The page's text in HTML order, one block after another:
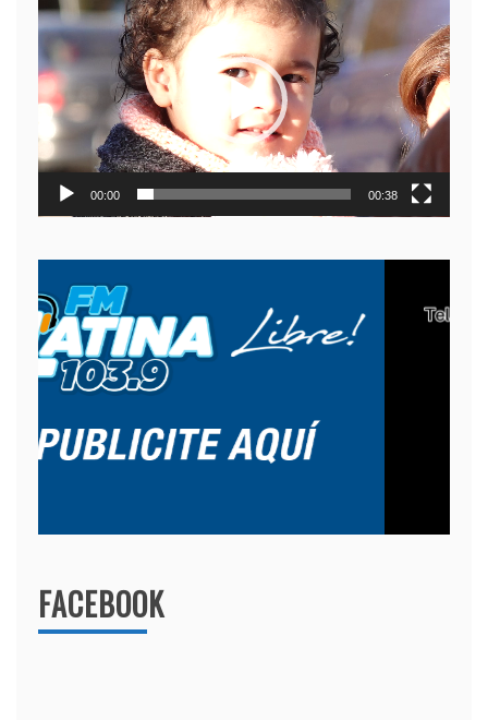
de
video
00:00 00:38
FACEBOOK